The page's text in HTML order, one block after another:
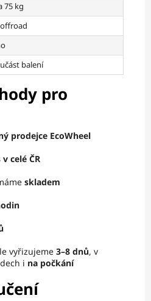
75 kg
balení
pro
prodejce EcoWheel
celé ČR
skladem
vyřizujeme 3–8 dnů, v
i na počkání